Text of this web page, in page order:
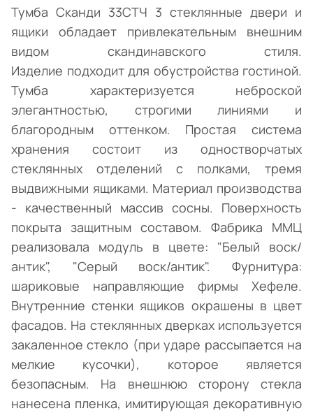
Тумба Сканди 33СТЧ 3 стеклянные двери и
ящики обладает привлекательным внешним
видом скандинавского стиля.
Изделие подходит для обустройства гостиной.
Тумба характеризуется неброской
элегантностью, строгими линиями и
благородным оттенком. Простая система
хранения состоит из одностворчатых
стеклянных отделений с полками, тремя
выдвижными ящиками. Материал производства
- качественный массив сосны. Поверхность
покрыта защитным составом. Фабрика ММЦ
реализовала модуль в цвете: "Белый воск/
антик", "Серый воск/антик". Фурнитура:
шариковые направляющие фирмы Хефеле.
Внутренние стенки ящиков окрашены в цвет
фасадов. На стеклянных дверках используется
закаленное стекло (при ударе рассыпается на
мелкие кусочки), которое является
безопасным. На внешнюю сторону стекла
нанесена пленка, имитирующая декоративную